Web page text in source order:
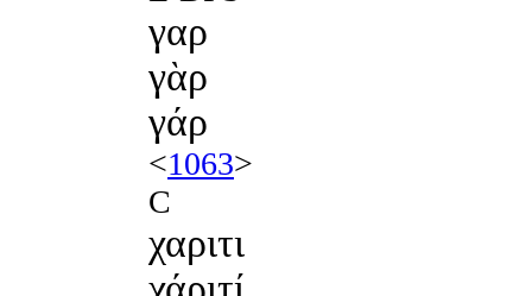
γαρ
γὰρ
γάρ
<1063>
C
χαριτι